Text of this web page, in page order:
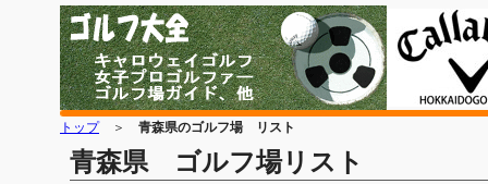
トップ＞ 青森県のゴルフ場 リスト
青森県 ゴルフ場リスト